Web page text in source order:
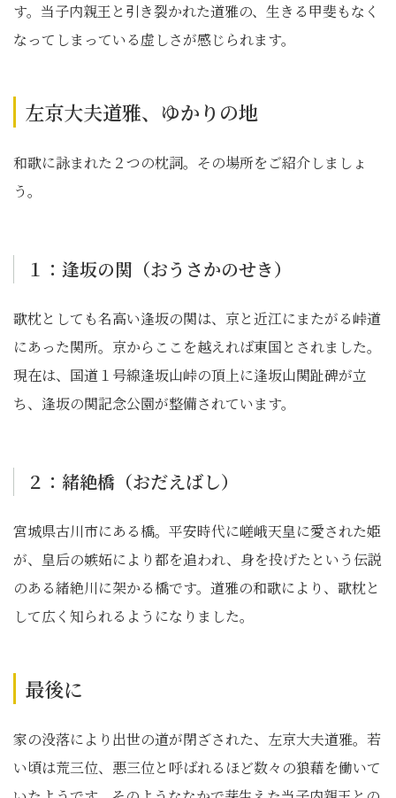
す。当子内親王と引き裂かれた道雅の、生きる甲斐もなく
なってしまっている虚しさが感じられます。
左京大夫道雅、ゆかりの地
和歌に詠まれた２つの枕詞。その場所をご紹介しましょ
う。
１：逢坂の関（おうさかのせき）
歌枕としても名高い逢坂の関は、京と近江にまたがる峠道
にあった関所。京からここを越えれば東国とされました。
現在は、国道１号線逢坂山峠の頂上に逢坂山関趾碑が立
ち、逢坂の関記念公園が整備されています。
２：緒絶橋（おだえばし）
宮城県古川市にある橋。平安時代に嵯峨天皇に愛された姫
が、皇后の嫉妬により都を追われ、身を投げたという伝説
のある緒絶川に架かる橋です。道雅の和歌により、歌枕と
して広く知られるようになりました。
最後に
家の没落により出世の道が閉ざされた、左京大夫道雅。若
い頃は荒三位、悪三位と呼ばれるほど数々の狼藉を働いて